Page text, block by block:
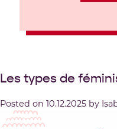
Les types de
Posted on 10.12.2025 by